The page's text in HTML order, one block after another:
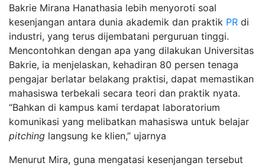
Bakrie Mirana Hanathasia lebih menyoroti soal
kesenjangan antara dunia akademik dan praktik PR di
industri, yang terus dijembatani perguruan tinggi.
Mencontohkan dengan apa yang dilakukan Universitas
Bakrie, ia menjelaskan, kehadiran 80 persen tenaga
pengajar berlatar belakang praktisi, dapat memastikan
mahasiswa terbekali secara teori dan praktik nyata.
“Bahkan di kampus kami terdapat laboratorium
komunikasi yang melibatkan mahasiswa untuk belajar
pitching langsung ke klien,” ujarnya
Menurut Mira, guna mengatasi kesenjangan tersebut